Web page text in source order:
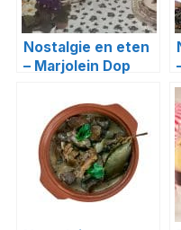
Nostalgie en eten
– Marjolein Dop